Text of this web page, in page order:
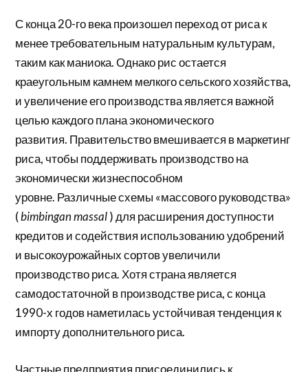
С конца 20-го века произошел переход от риса к
менее требовательным натуральным культурам,
таким как маниока. Однако рис остается
краеугольным камнем мелкого сельского хозяйства,
и увеличение его производства является важной
целью каждого плана экономического
развития. Правительство вмешивается в маркетинг
риса, чтобы поддерживать производство на
экономически жизнеспособном
уровне. Различные схемы «массового руководства»
(bimbingan massal) для расширения доступности
кредитов и содействия использованию удобрений
и высокоурожайных сортов увеличили
производство риса. Хотя страна является
самодостаточной в производстве риса, с конца
1990-х годов наметилась устойчивая тенденция к
импорту дополнительного риса.
Частные предприятия присоединились к